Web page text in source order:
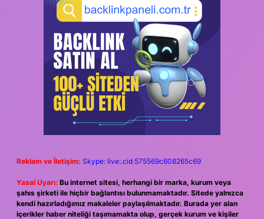
Reklam ve İletişim: Skype: live:.cid.575569c608265c69
Yasal Uyarı: Bu internet sitesi, herhangi bir marka, kurum veya
şahıs şirketi ile hiçbir bağlantısı bulunmamaktadır. Sitede yalnızca
kendi hazırladığımız makaleler paylaşılmaktadır. Burada yer alan
içerikler haber niteliği taşımamakta olup, gerçek kurum ve kişiler